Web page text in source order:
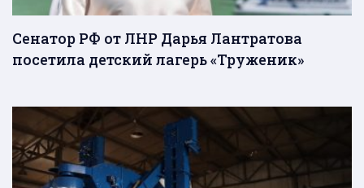
Сенатор РФ от ЛНР Дарья Лантратова
посетила детский лагерь «Труженик»